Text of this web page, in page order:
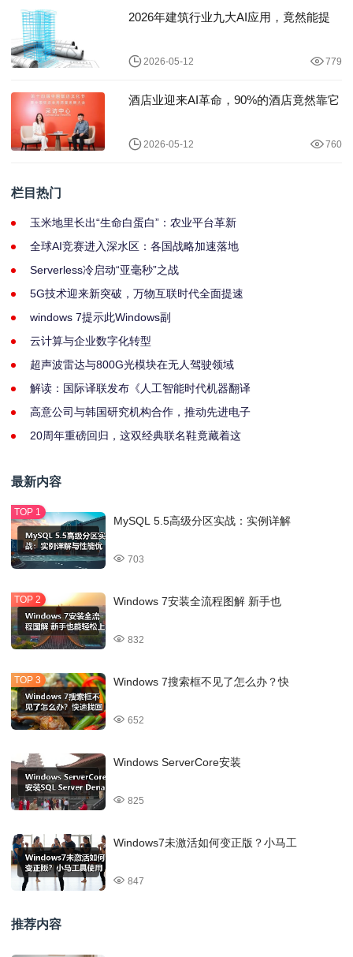
2026年建筑行业九大AI应用，竟然能提
2026-05-12 779
酒店业迎来AI革命，90%的酒店竟然靠它
2026-05-12 760
栏目热门
玉米地里长出“生命白蛋白”：农业平台革新
全球AI竞赛进入深水区：各国战略加速落地
Serverless冷启动“亚毫秒”之战
5G技术迎来新突破，万物互联时代全面提速
windows 7提示此Windows副
云计算与企业数字化转型
超声波雷达与800G光模块在无人驾驶领域
解读：国际译联发布《人工智能时代机器翻译
高意公司与韩国研究机构合作，推动先进电子
20周年重磅回归，这双经典联名鞋竟藏着这
最新内容
MySQL 5.5高级分区实战：实例详解
703
Windows 7安装全流程图解 新手也
832
Windows 7搜索框不见了怎么办？快
652
Windows ServerCore安装
825
Windows7未激活如何变正版？小马工
847
推荐内容